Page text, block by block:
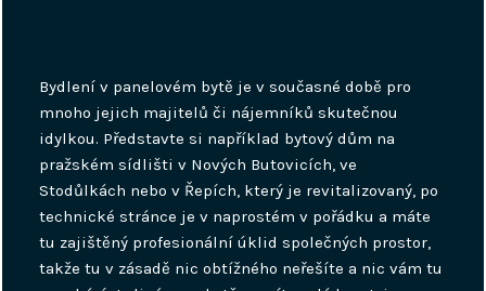
Bydlení v panelovém bytě je v současné době pro
mnoho jejich majitelů či nájemníků skutečnou
idylkou. Představte si například bytový dům na
pražském sídlišti v Nových Butovicích, ve
Stodůlkách nebo v Řepích, který je revitalizovaný, po
technické stránce je v naprostém v pořádku a máte
tu zajištěný profesionální úklid společných prostor,
takže tu v zásadě nic obtížného neřešíte a nic vám tu